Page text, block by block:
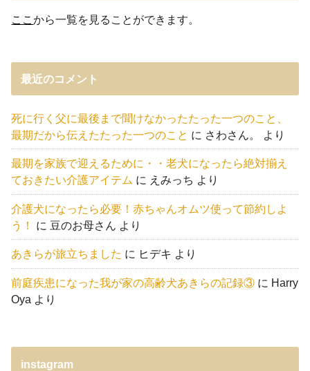
ここから一覧を見ることができます。
最近のコメント
死に行く父に最後まで聞けなかったたった一つのこと、
最期だから伝えたたった一つのこと に さわさん。 より
最期を家族で迎えるために・・老犬になったら絶対揃え
ておきたい介護アイテム に えみっち より
介護犬になったら必要！赤ちゃんオムツ使って節約しよ
う！
に 豆のお母さん より
あきらが旅立ちました に ヒデキ より
前庭疾患になった我が家の高齢犬あきらの記録③ に Harry
Oya より
instagram